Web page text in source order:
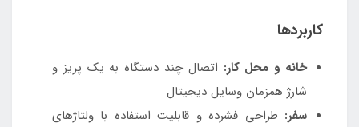
کاربردها
خانه و محل کار: اتصال چند دستگاه به یک پریز و
شارژ همزمان وسایل دیجیتال
سفر: طراحی فشرده و قابلیت استفاده با ولتاژهای